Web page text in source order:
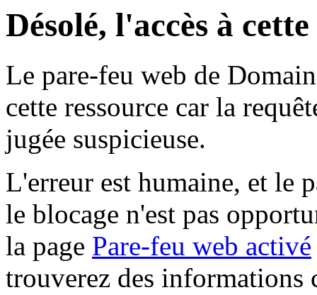
Désolé, l'accès à
Le pare-feu web de
cette ressource car la
jugée suspicieuse.
L'erreur est humaine, et le
le blocage n'est pas
la page Pare-feu web activé
trouverez des informations